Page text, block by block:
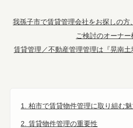
我孫子市で賃貸管理会社をお探しの方
ご検討のオーナー
賃貸管理／不動産管理管理は『晃南土
1. 柏市で賃貸物件管理に取り組む魅
2. 賃貸物件管理の重要性